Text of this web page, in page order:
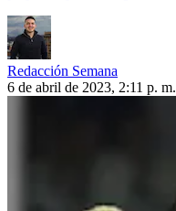
Redacción Semana
6 de abril de 2023, 2:11 p. m.